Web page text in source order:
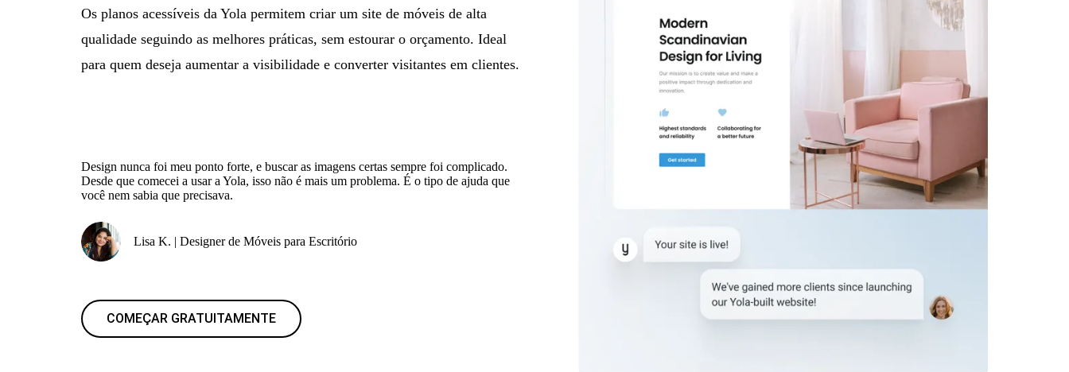
Os planos acessíveis da Yola permitem criar um site de móveis de alta
qualidade seguindo as melhores práticas, sem estourar o orçamento. Ideal
para quem deseja aumentar a visibilidade e converter visitantes em clientes.
Design nunca foi meu ponto forte, e buscar as imagens certas sempre foi complicado.
Desde que comecei a usar a Yola, isso não é mais um problema. É o tipo de ajuda que
você nem sabia que precisava.
Lisa K. | Designer de Móveis para Escritório
COMEÇAR GRATUITAMENTE